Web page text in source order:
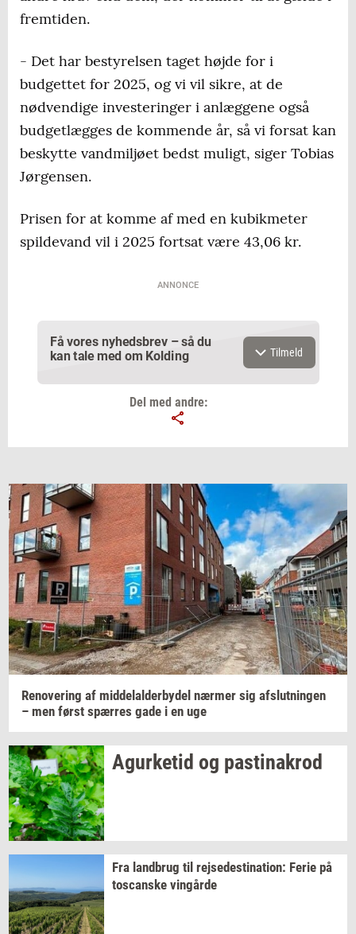
fremtiden.
- Det har bestyrelsen taget højde for i
budgettet for 2025, og vi vil sikre, at de
nødvendige investeringer i anlæggene også
budgetlægges de kommende år, så vi forsat kan
beskytte vandmiljøet bedst muligt, siger Tobias
Jørgensen.
Prisen for at komme af med en kubikmeter
spildevand vil i 2025 fortsat være 43,06 kr.
ANNONCE
Få vores nyhedsbrev – så du
kan tale med om Kolding
Navn
Jeg vil gerne modtage et nyhedsoverblik, samt
relevante tilbud og brugerfordele på mail. Det er altid
muligt at afmelde.Privatlivspolitik.
Tilmeld
Del med andre:
Renove­ring af mid­delal­der­by­del nær­mer sig af­slut­nin­gen
– men først spær­res gade i en uge
Agur­ke­tid og pa­stina­krod
Fra land­brug til rej­se­desti­na­tion: Ferie på
toscan­ske vin­går­de